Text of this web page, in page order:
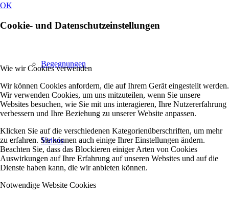
Begegnungen
Videos
OK
Cookie- und Datenschutzeinstellungen
Wie wir Cookies verwenden
Wir können Cookies anfordern, die auf Ihrem Gerät eingestellt werden.
Wir verwenden Cookies, um uns mitzuteilen, wenn Sie unsere
Websites besuchen, wie Sie mit uns interagieren, Ihre Nutzererfahrung
verbessern und Ihre Beziehung zu unserer Website anpassen.
Klicken Sie auf die verschiedenen Kategorienüberschriften, um mehr
zu erfahren. Sie können auch einige Ihrer Einstellungen ändern.
Beachten Sie, dass das Blockieren einiger Arten von Cookies
Auswirkungen auf Ihre Erfahrung auf unseren Websites und auf die
Dienste haben kann, die wir anbieten können.
Notwendige Website Cookies